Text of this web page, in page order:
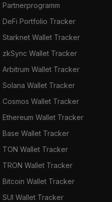
Partnerprogramm
DeFi Portfolio Tracker
Starknet Wallet Tracker
zkSync Wallet Tracker
Arbitrum Wallet Tracker
Solana Wallet Tracker
Cosmos Wallet Tracker
Ethereum Wallet Tracker
Base Wallet Tracker
TON Wallet Tracker
TRON Wallet Tracker
Bitcoin Wallet Tracker
SUI Wallet Tracker